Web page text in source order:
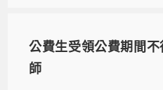
公費生受領公費期間
師